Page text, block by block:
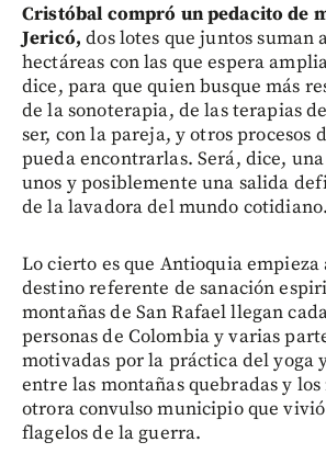
Cristóbal compró un pedacito de
Jericó, dos lotes que juntos suman
hectáreas con las que espera
dice, para que quien busque más
de la sonoterapia, de las terapias
ser, con la pareja, y otros procesos
pueda encontrarlas. Será, dice,
unos y posiblemente una salida
de la lavadora del mundo cotidiano.
Lo cierto es que Antioquia empieza
destino referente de sanación
montañas de San Rafael llegan
personas de Colombia y varias
motivadas por la práctica del yoga
entre las montañas quebradas y
otrora convulso municipio que
flagelos de la guerra.